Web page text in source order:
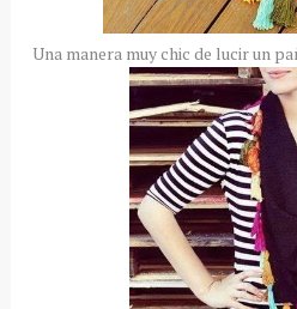
Una manera muy chic de lucir un